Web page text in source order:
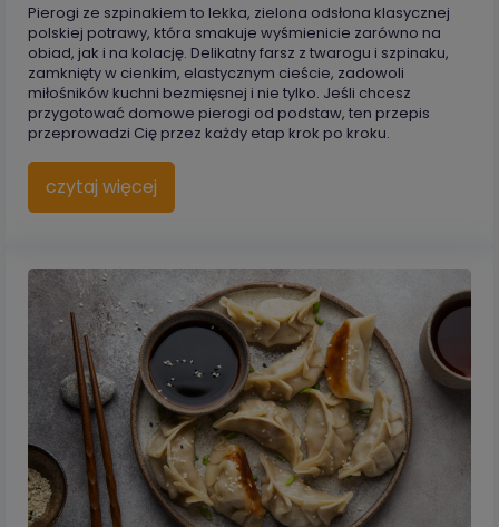
Pierogi ze szpinakiem to lekka, zielona odsłona klasycznej
polskiej potrawy, która smakuje wyśmienicie zarówno na
obiad, jak i na kolację. Delikatny farsz z twarogu i szpinaku,
zamknięty w cienkim, elastycznym cieście, zadowoli
miłośników kuchni bezmięsnej i nie tylko. Jeśli chcesz
przygotować domowe pierogi od podstaw, ten przepis
przeprowadzi Cię przez każdy etap krok po kroku.
czytaj więcej